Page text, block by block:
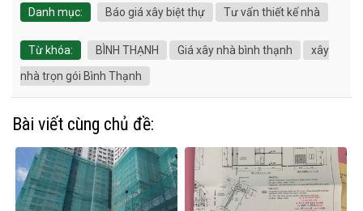
Danh mục: Báo giá xây biệt thự Tư vấn thiết kế nhà
Từ khóa: BÌNH THẠNH Giá xây nhà bình thạnh
xây
nhà trọn gói Bình Thạnh
Bài viết cùng chủ đề: